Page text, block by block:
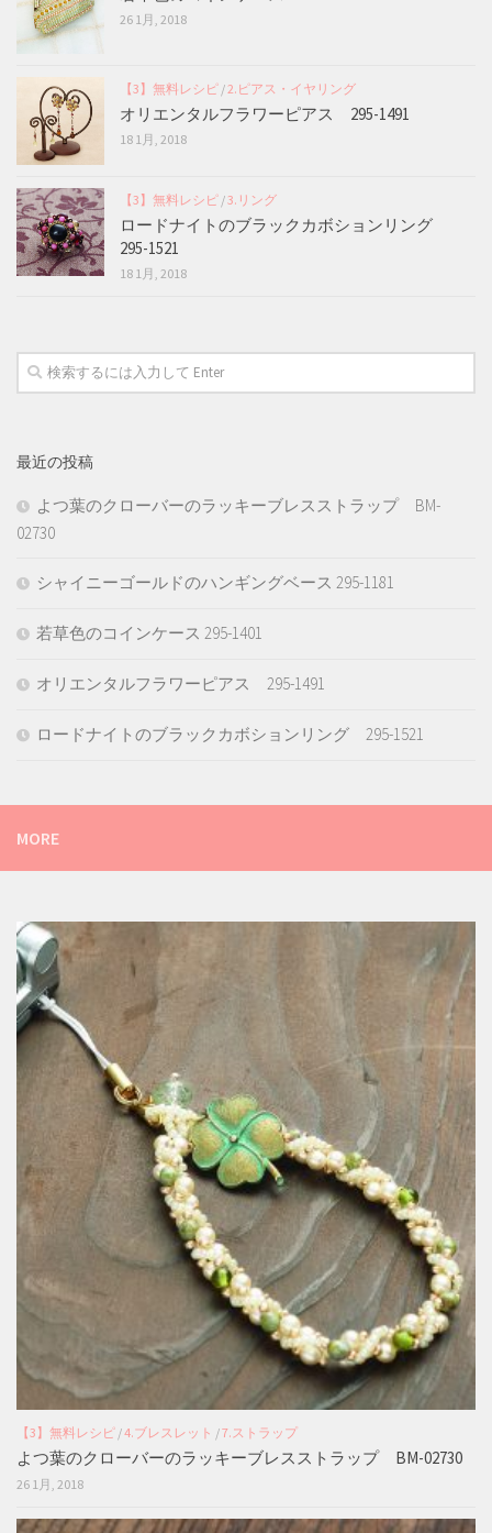
26 1月, 2018
【3】無料レシピ /2.ピアス・イヤリング
オリエンタルフラワーピアス 295-1491
18 1月, 2018
【3】無料レシピ /3.リング
ロードナイトのブラックカボションリング
295-1521
18 1月, 2018
最近の投稿
よつ葉のクローバーのラッキーブレスストラップ BM-
02730
シャイニーゴールドのハンギングベース 295-1181
若草色のコインケース 295-1401
オリエンタルフラワーピアス 295-1491
ロードナイトのブラックカボションリング 295-1521
MORE
【3】無料レシピ /4.ブレスレット /7.ストラップ
よつ葉のクローバーのラッキーブレスストラップ BM-02730
26 1月, 2018